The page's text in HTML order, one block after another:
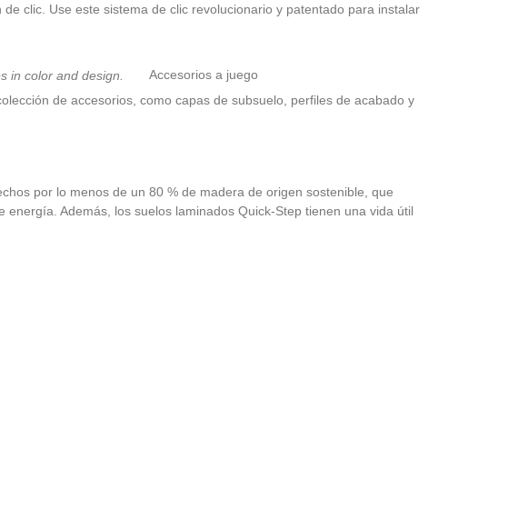
clic. Use este sistema de clic revolucionario y patentado para instalar
Accesorios a juego
de accesorios, como capas de subsuelo, perfiles de acabado y
por lo menos de un 80 % de madera de origen sostenible, que
Además, los suelos laminados Quick-Step tienen una vida útil